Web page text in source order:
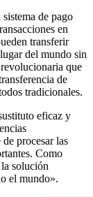
de pago
en
transferir
del mundo sin
que
de
tradicionales.
eficaz y
procesar las
Como
solución
el mundo».